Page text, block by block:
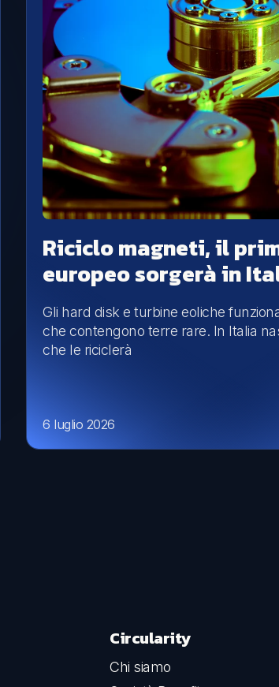
Riciclo magneti, il
europeo sorgerà in
Gli hard disk e turbine eoliche
che contengono terre rare. In Italia
che le riciclerà
6 luglio 2026
Circularity
Chi siamo